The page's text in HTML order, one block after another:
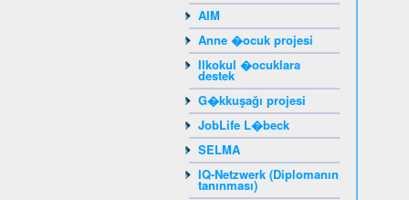
AIM
Anne �ocuk projesi
Ilkokul �ocuklara
destek
G�kkuşağı projesi
JobLife L�beck
SELMA
IQ-Netzwerk (Diplomanın
tanınması)